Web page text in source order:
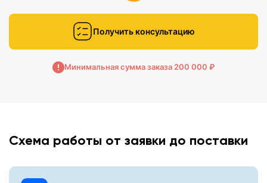
Получить консультацию
Минимальная сумма заказа 200 000 ₽
Схема работы от заявки до поставки